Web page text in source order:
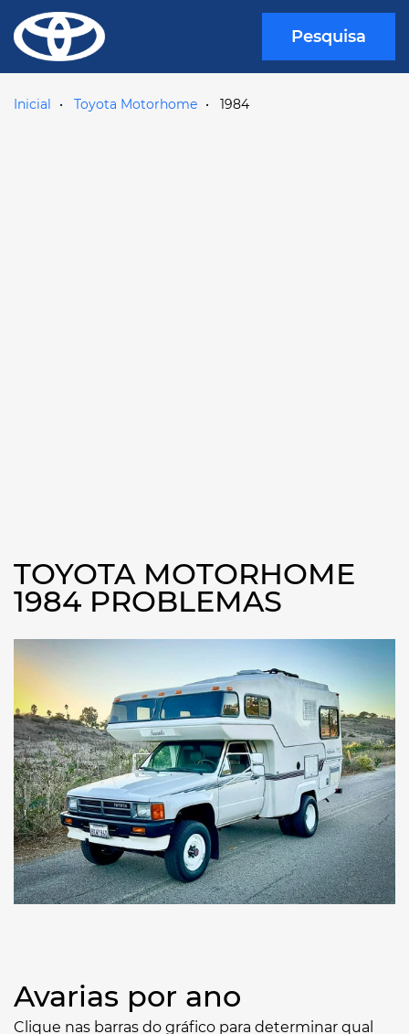
Pesquisa
Inicial Toyota Motorhome 1984
TOYOTA MOTORHOME
1984 PROBLEMAS
Avarias por ano
Clique nas barras do gráfico para determinar qual